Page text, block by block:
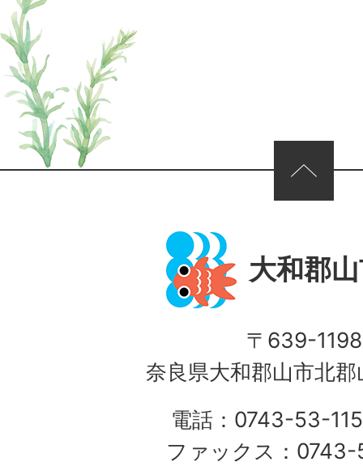
ページの先頭へ
大和郡
〒639-1198
奈良県大和郡山市北
電話：0743-53-
ファックス：